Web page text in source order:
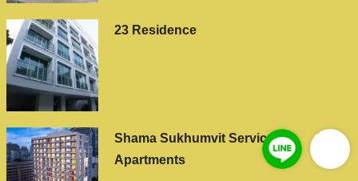
23 Residence
Shama Sukhumvit Serviced
Apartments